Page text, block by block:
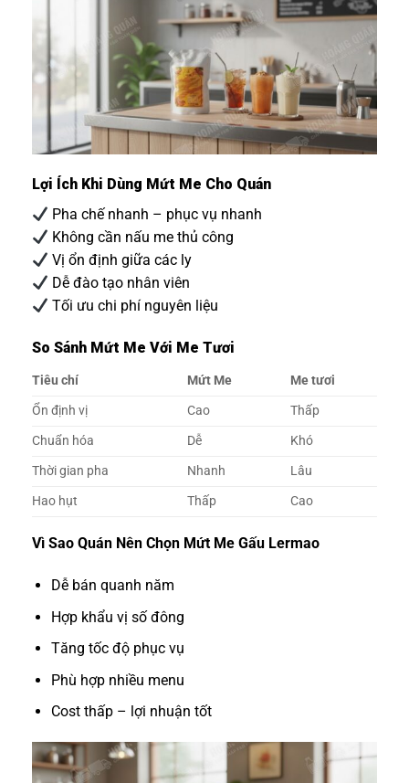
Lợi Ích Khi Dùng Mứt Me Cho Quán
Pha chế nhanh – phục vụ nhanh
Không cần nấu me thủ công
Vị ổn định giữa các ly
Dễ đào tạo nhân viên
Tối ưu chi phí nguyên liệu
So Sánh Mứt Me Với Me Tươi
Tiêu chí Mứt Me
Me tươi
Ổn định vị
Cao
Thấp
Chuẩn hóa
Dễ
Khó
Thời gian pha
Nhanh
Lâu
Hao hụt
Thấp Cao
Vì Sao Quán Nên Chọn Mứt Me Gấu Lermao
Dễ bán quanh năm
Hợp khẩu vị số đông
Tăng tốc độ phục vụ
Phù hợp nhiều menu
Cost thấp – lợi nhuận tốt